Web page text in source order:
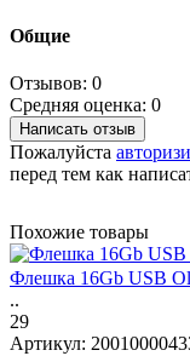
Общие
Отзывов: 0
Средняя оценка: 0
Написать отзыв
Пожалуйста
перед тем как
Похожие товары
Флешка 16Gb USB
..
29
Артикул: